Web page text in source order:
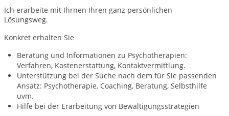
Ich erarbeite mit Ihrnen Ihren ganz persönlichen
Lösungsweg.
Konkret erhalten Sie
Beratung und Informationen zu Psychotherapien:
Verfahren, Kostenerstattung, Kontaktvermittlung.
Unterstützung bei der Suche nach dem für Sie passenden
Ansatz: Psychotherapie, Coaching, Beratung, Selbsthilfe
uvm.
Hilfe bei der Erarbeitung von Bewältigungsstrategien